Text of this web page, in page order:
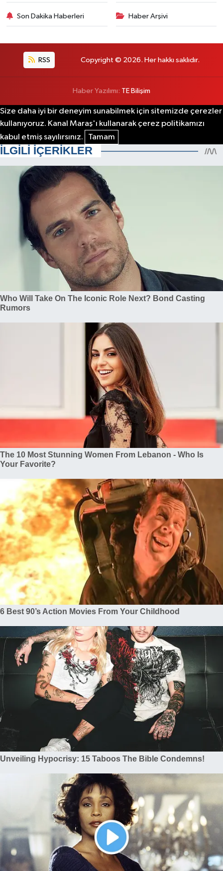
Son Dakika Haberleri Haber Arşivi
RSS Copyright © 2026. Her hakkı saklıdır.
Haber Yazılımı: TE Bilişim
Size daha iyi bir deneyim sunabilmek için sitemizde çerezler
kullanıyoruz. Kanal Maraş'ı kullanarak çerez politikamızı
kabul etmiş sayılırsınız.
Tamam